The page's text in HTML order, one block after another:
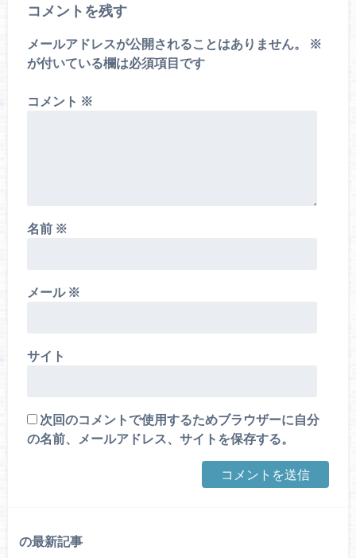
コメントを残す
メールアドレスが公開されることはありません。
※
が付いている欄は必須項目です
コメント ※
名前 ※
メール ※
サイト
次回のコメントで使用するためブラウザーに自分
の名前、メールアドレス、サイトを保存する。
の最新記事